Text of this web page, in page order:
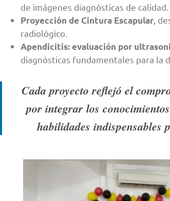
de imágenes diagnósticas de calidad.
Proyección de Cintura Escapular ,
radiológico.
Apendicitis: evaluación por
diagnósticas fundamentales para la
Cada proyecto reflejó el
por integrar los
habilidades indispensables